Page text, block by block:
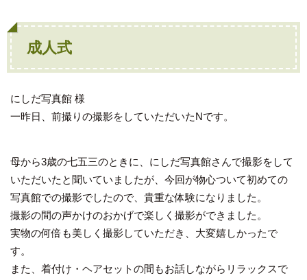
成人式
にしだ写真館 様
一昨日、前撮りの撮影をしていただいたNです。
母から3歳の七五三のときに、にしだ写真館さんで撮影をして
いただいたと聞いていましたが、今回が物心ついて初めての
写真館での撮影でしたので、貴重な体験になりました。
撮影の間の声かけのおかげで楽しく撮影ができました。
実物の何倍も美しく撮影していただき、大変嬉しかったで
す。
また、着付け・ヘアセットの間もお話しながらリラックスで